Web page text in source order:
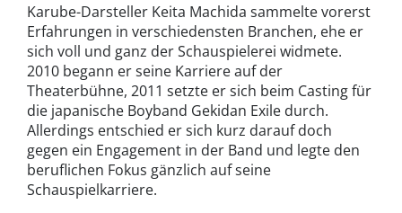
Karube-Darsteller Keita Machida sammelte vorerst
Erfahrungen in verschiedensten Branchen, ehe er
sich voll und ganz der Schauspielerei widmete.
2010 begann er seine Karriere auf der
Theaterbühne, 2011 setzte er sich beim Casting für
die japanische Boyband Gekidan Exile durch.
Allerdings entschied er sich kurz darauf doch
gegen ein Engagement in der Band und legte den
beruflichen Fokus gänzlich auf seine
Schauspielkarriere.